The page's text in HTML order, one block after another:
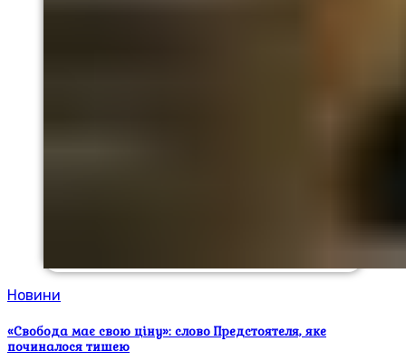
Новини
«Свобода має свою ціну»: слово Предстоятеля, яке
починалося тишею